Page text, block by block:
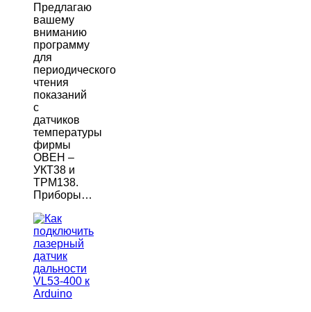
Предлагаю
вашему
вниманию
программу
для
периодического
чтения
показаний
с
датчиков
температуры
фирмы
ОВЕН –
УКТ38 и
ТРМ138.
Приборы…